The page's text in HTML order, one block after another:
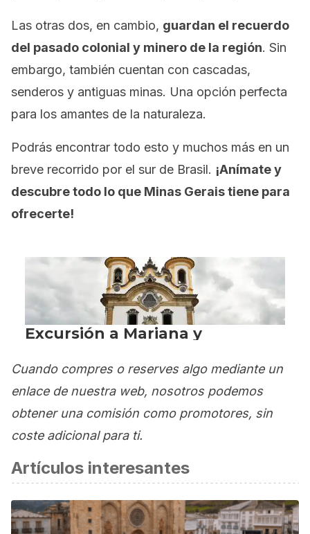
Las otras dos, en cambio, guardan el recuerdo
del pasado colonial y minero de la región. Sin
embargo, también cuentan con cascadas,
senderos y antiguas minas. Una opción perfecta
para los amantes de la naturaleza.
Podrás encontrar todo esto y muchos más en un
breve recorrido por el sur de Brasil. ¡Anímate y
descubre todo lo que Minas Gerais tiene para
ofrecerte!
Cuando compres o reserves algo mediante un
enlace de nuestra web, nosotros podemos
obtener una comisión como promotores, sin
coste adicional para ti.
Artículos interesantes